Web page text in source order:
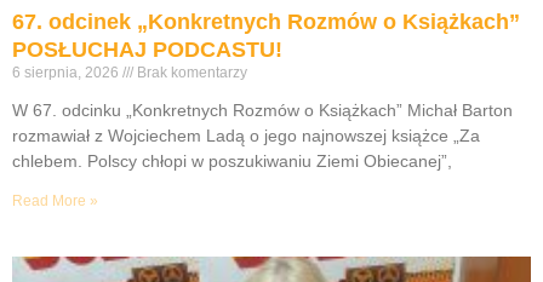
67. odcinek „Konkretnych Rozmów o Książkach”
POSŁUCHAJ PODCASTU!
6 sierpnia, 2026 Brak komentarzy
W 67. odcinku „Konkretnych Rozmów o Książkach” Michał Barton
rozmawiał z Wojciechem Ladą o jego najnowszej książce „Za
chlebem. Polscy chłopi w poszukiwaniu Ziemi Obiecanej”,
Read More »